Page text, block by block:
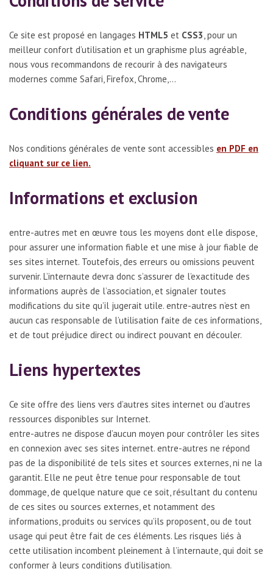
Ce site est proposé en langages HTML5 et CSS3, pour un
meilleur confort d’utilisation et un graphisme plus agréable,
nous vous recommandons de recourir à des navigateurs
modernes comme Safari, Firefox, Chrome,…
Conditions générales de vente
Nos conditions générales de vente sont accessibles en PDF en
cliquant sur ce lien.
Informations et exclusion
entre-autres met en œuvre tous les moyens dont elle dispose,
pour assurer une information fiable et une mise à jour fiable de
ses sites internet. Toutefois, des erreurs ou omissions peuvent
survenir. L’internaute devra donc s’assurer de l’exactitude des
informations auprès de l’association, et signaler toutes
modifications du site qu’il jugerait utile. entre-autres n’est en
aucun cas responsable de l’utilisation faite de ces informations,
et de tout préjudice direct ou indirect pouvant en découler.
Liens hypertextes
Ce site offre des liens vers d’autres sites internet ou d’autres
ressources disponibles sur Internet.
entre-autres ne dispose d’aucun moyen pour contrôler les sites
en connexion avec ses sites internet. entre-autres ne répond
pas de la disponibilité de tels sites et sources externes, ni ne la
garantit. Elle ne peut être tenue pour responsable de tout
dommage, de quelque nature que ce soit, résultant du contenu
de ces sites ou sources externes, et notamment des
informations, produits ou services qu’ils proposent, ou de tout
usage qui peut être fait de ces éléments. Les risques liés à
cette utilisation incombent pleinement à l’internaute, qui doit se
conformer à leurs conditions d’utilisation.